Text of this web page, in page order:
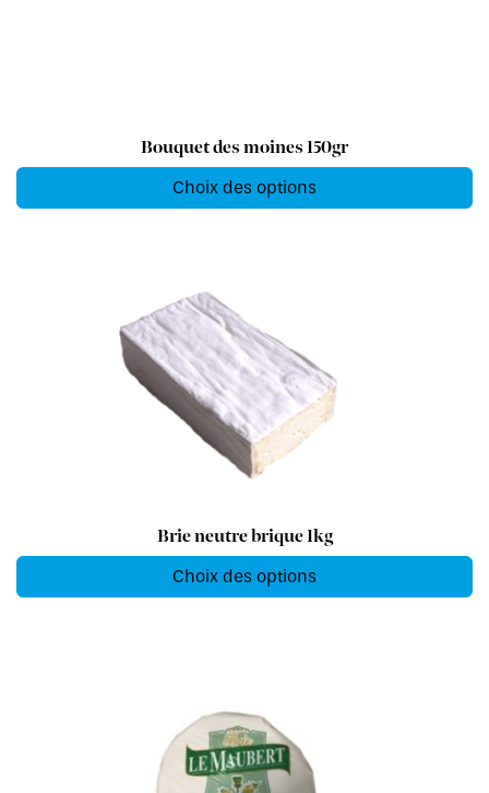
Bouquet des moines 150gr
Choix des options
Brie neutre brique 1kg
Choix des options